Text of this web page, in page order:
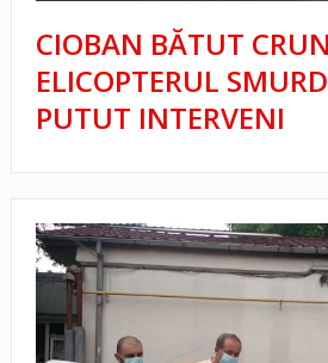
CIOBAN BĂTUT
ELICOPTERUL
PUTUT INTERVENI